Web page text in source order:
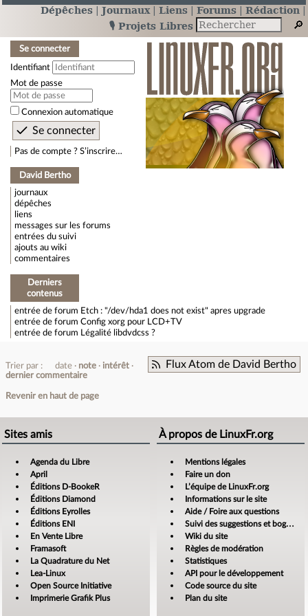
Dépêches Journaux Liens Forums
Rédaction
🎙️ Projets Libres
Se connecter
Identifiant
Mot de passe
Connexion automatique
Pas de compte ? S’inscrire…
David Bertho
journaux
dépêches
liens
messages sur les forums
entrées du suivi
ajouts au wiki
commentaires
Derniers
contenus
entrée de forum Etch : "/dev/hda1 does not exist" apres upgrade
entrée de forum Config xorg pour LCD+TV
entrée de forum
Légalité libdvdcss ?
Flux Atom de David Bertho
Trier par : date note
intérêt
dernier commentaire
Revenir en haut de page
Sites amis
Agenda du Libre
April
Éditions D-BookeR
Éditions Diamond
Éditions Eyrolles
Éditions ENI
En Vente Libre
Framasoft
La Quadrature du Net
Lea-Linux
Open Source Initiative
Imprimerie Grafik Plus
À propos de LinuxFr.org
Mentions légales
Faire un don
L’équipe de LinuxFr.org
Informations sur le site
Aide / Foire aux questions
Suivi des suggestions et bogues
Wiki du site
Règles de modération
Statistiques
API pour le développement
Code source du site
Plan du site